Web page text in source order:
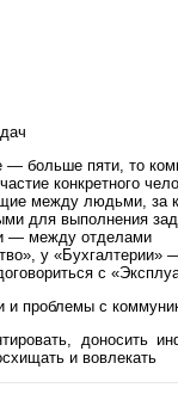
— больше пяти, то
конкретного
между людьми, за
для выполнения
— между отделами
у
с
и проблемы с
доносить
и вовлекать